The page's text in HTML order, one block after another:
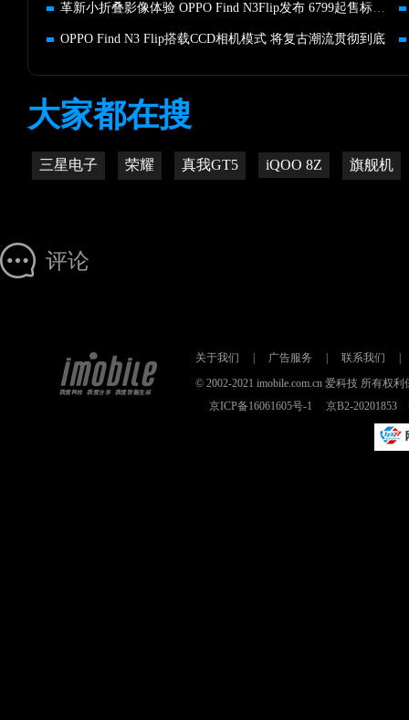
革新小折叠影像体验 OPPO Find N3Flip发布 6799起售标配12G运存
OPPO Find N3 Flip搭载CCD相机模式 将复古潮流贯彻到底
大家都在搜
三星电子 荣耀 真我GT5 iQOO 8Z 旗舰机
评论
关于我们 广告服务 联系我们
© 2002-2021 imobile.com.cn 爱科技 所有权
京ICP备16061605号-1
京B2-20201853